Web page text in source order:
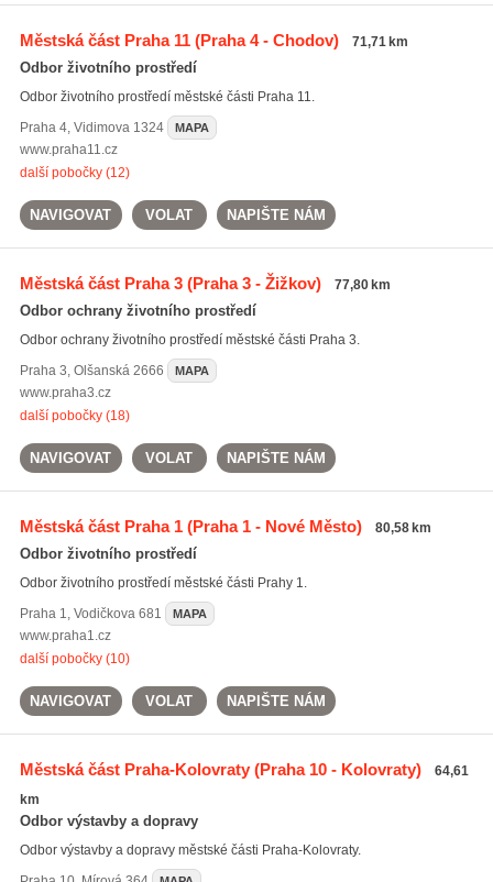
Městská část Praha 11(Praha 4 - Chodov) 71,71 km
Odbor životního prostředí
Odbor životního prostředí městské části Praha 11.
Praha 4, Vidimova 1324 MAPA
www.praha11.cz
další pobočky (12)
NAVIGOVAT VOLAT NAPIŠTE NÁM
Městská část Praha 3(Praha 3 - Žižkov) 77,80 km
Odbor ochrany životního prostředí
Odbor ochrany životního prostředí městské části Praha 3.
Praha 3, Olšanská 2666 MAPA
www.praha3.cz
další pobočky (18)
NAVIGOVAT VOLAT NAPIŠTE NÁM
Městská část Praha 1(Praha 1 - Nové Město) 80,58 km
Odbor životního prostředí
Odbor životního prostředí městské části Prahy 1.
Praha 1, Vodičkova 681 MAPA
www.praha1.cz
další pobočky (10)
NAVIGOVAT VOLAT NAPIŠTE NÁM
Městská část Praha-Kolovraty(Praha 10 - Kolovraty)
64,61
km
Odbor výstavby a dopravy
Odbor výstavby a dopravy městské části Praha-Kolovraty.